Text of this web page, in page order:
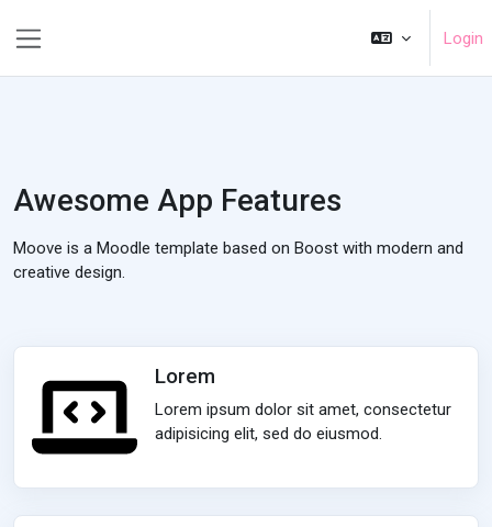
Login
Awesome App Features
Moove is a Moodle template based on Boost with modern and
creative design.
Lorem
Lorem ipsum dolor sit amet, consectetur
adipisicing elit, sed do eiusmod.